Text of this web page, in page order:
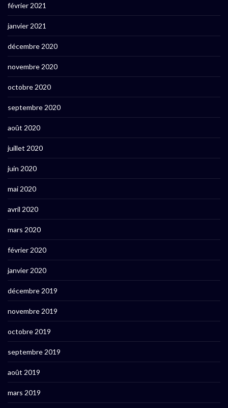
février 2021
janvier 2021
décembre 2020
novembre 2020
octobre 2020
septembre 2020
août 2020
juillet 2020
juin 2020
mai 2020
avril 2020
mars 2020
février 2020
janvier 2020
décembre 2019
novembre 2019
octobre 2019
septembre 2019
août 2019
mars 2019